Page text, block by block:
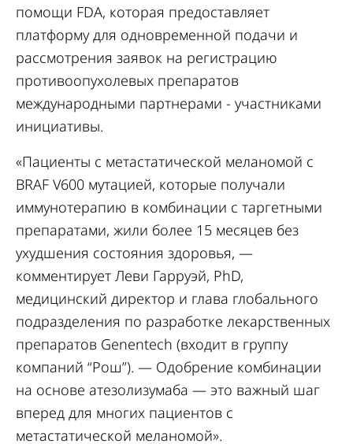
помощи FDA, которая предоставляет
платформу для одновременной подачи и
рассмотрения заявок на регистрацию
противоопухолевых препаратов
международными партнерами - участниками
инициативы.
«Пациенты с метастатической меланомой с
BRAF V600 мутацией, которые получали
иммунотерапию в комбинации с таргетными
препаратами, жили более 15 месяцев без
ухудшения состояния здоровья, —
комментирует Леви Гарруэй, PhD,
медицинский директор и глава глобального
подразделения по разработке лекарственных
препаратов Genentech (входит в группу
компаний “Рош”). — Одобрение комбинации
на основе атезолизумаба — это важный шаг
вперед для многих пациентов с
метастатической меланомой».